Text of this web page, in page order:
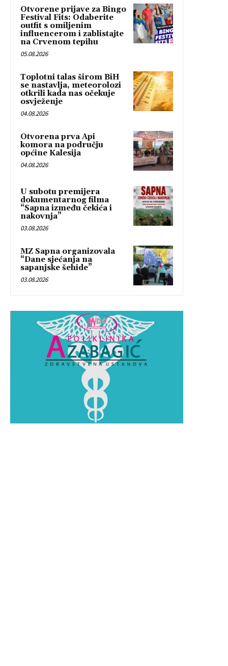
Otvorene prijave za Bingo
Festival Fits: Odaberite
outfit s omiljenim
influencerom i zablistajte
na Crvenom tepihu
05.08.2026
Toplotni talas širom BiH
se nastavlja, meteorolozi
otkrili kada nas očekuje
osvježenje
04.08.2026
Otvorena prva Api
komora na području
općine Kalesija
04.08.2026
U subotu premijera
dokumentarnog filma
“Sapna između čekića i
nakovnja”
03.08.2026
MZ Sapna organizovala
“Dane sjećanja na
sapanjske šehide”
03.08.2026